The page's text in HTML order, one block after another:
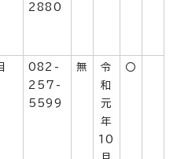
2880
082-
257-
5599
無
令
和
元
年
10
〇